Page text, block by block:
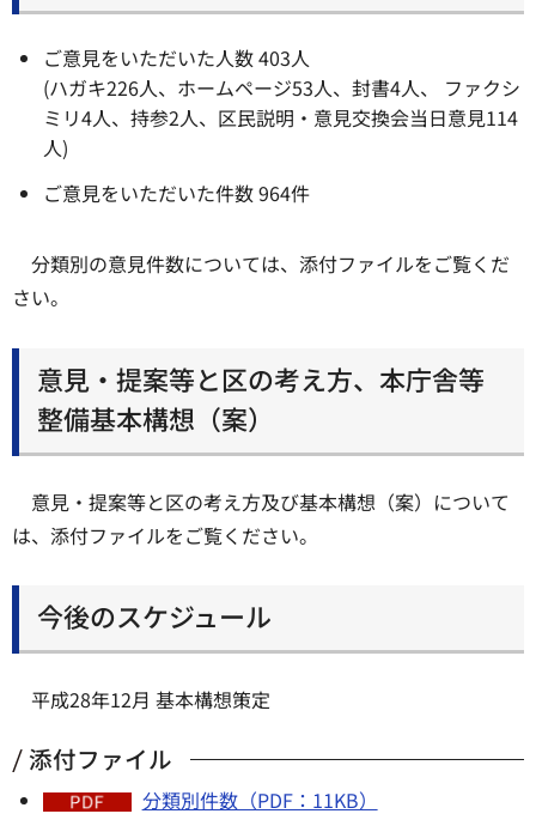
ご意見をいただいた人数 403人
(ハガキ226人、ホームページ53人、封書4人、 ファクシ
ミリ4人、持参2人、区民説明・意見交換会当日意見114
人)
ご意見をいただいた件数 964件
分類別の意見件数については、添付ファイルをご覧くだ
さい。
意見・提案等と区の考え方、本庁舎等
整備基本構想（案）
意見・提案等と区の考え方及び基本構想（案）について
は、添付ファイルをご覧ください。
今後のスケジュール
平成28年12月 基本構想策定
添付ファイル
分類別件数（PDF：11KB）